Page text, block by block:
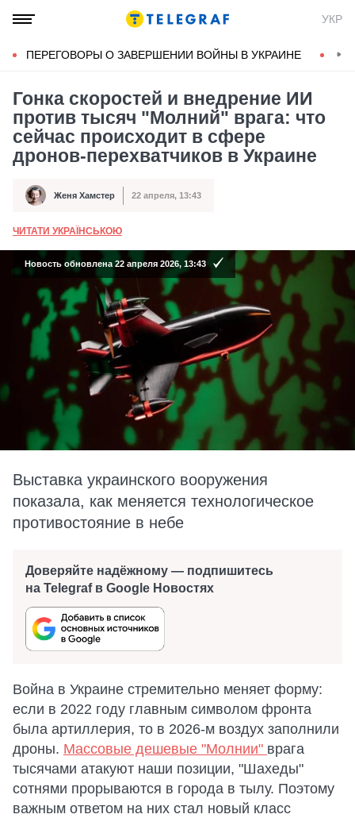
УКР
ПЕРЕГОВОРЫ О ЗАВЕРШЕНИИ ВОЙНЫ В УКРАИНЕ
Гонка скоростей и внедрение ИИ
против тысяч "Молний" врага: что
сейчас происходит в сфере
дронов-перехватчиков в Украине
Автор Женя Хамстер
Дата публикации 22 апреля, 13:43
ЧИТАТИ УКРАЇНСЬКОЮ
Новость обновлена 22 апреля 2026, 13:43
Выставка украинского вооружения
показала, как меняется технологическое
противостояние в небе
Доверяйте надёжному — подпишитесь
на Telegraf в Google Новостях
Война в Украине стремительно меняет форму:
если в 2022 году главным символом фронта
была артиллерия, то в 2026-м воздух заполнили
дроны. Массовые дешевые "Молнии" врага
тысячами атакуют наши позиции, "Шахеды"
сотнями прорываются в города в тылу. Поэтому
важным ответом на них стал новый класс